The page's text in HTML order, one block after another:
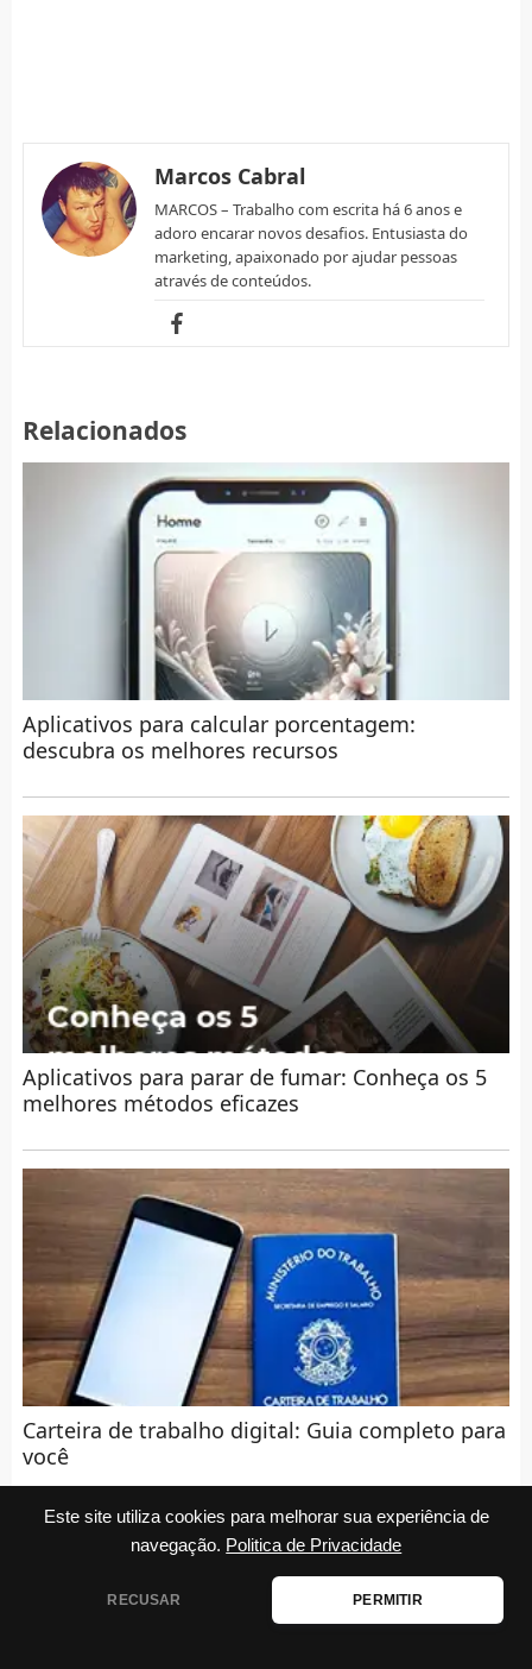
Este site utiliza cookies para melhorar sua experiência de
navegação. Politica de Privacidade
RECUSAR PERMITIR
Marcos Cabral
MARCOS – Trabalho com escrita há 6 anos e
adoro encarar novos desafios. Entusiasta do
marketing, apaixonado por ajudar pessoas
através de conteúdos.
Relacionados
Aplicativos para calcular porcentagem:
descubra os melhores recursos
Aplicativos para parar de fumar: Conheça os 5
melhores métodos eficazes
Carteira de trabalho digital: Guia completo para
você